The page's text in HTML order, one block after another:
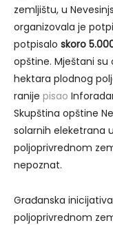
zemljištu, u
organizovala je
potpisalo skoro
opštine. Mještani
hektara plodnog
ranije pisao
Skupština opštine
solarnih eleketrana
poljoprivrednom
nepoznat.
Građanska
poljoprivrednom